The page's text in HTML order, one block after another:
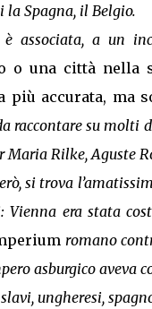
la Spagna, il Belgio.
associata, a un
o una città
più accurata,
raccontare su molti
Maria Rilke, Aguste
si trova
era stata
romano
asburgico aveva
ungheresi,